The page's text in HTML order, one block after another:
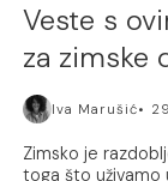
Veste s
za zimske
Iva Marušić
Zimsko je
toga što uživamo